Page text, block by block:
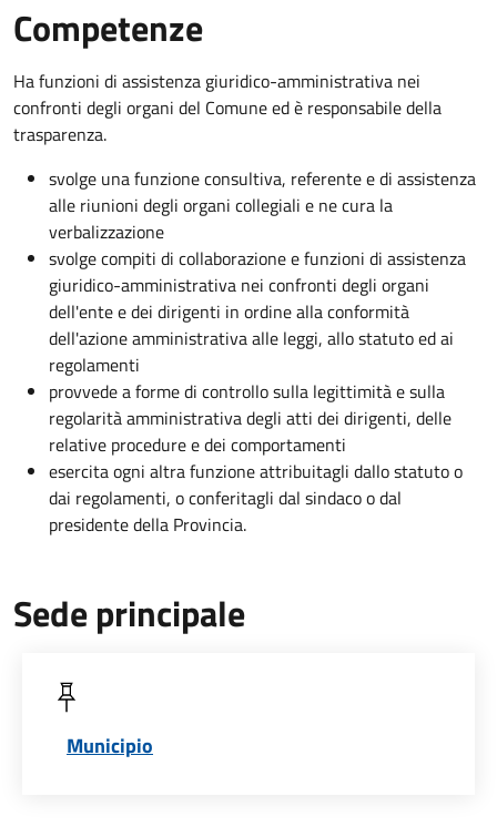
Competenze
Ha funzioni di assistenza giuridico-amministrativa nei
confronti degli organi del Comune ed è responsabile della
trasparenza.
svolge una funzione consultiva, referente e di assistenza
alle riunioni degli organi collegiali e ne cura la
verbalizzazione
svolge compiti di collaborazione e funzioni di assistenza
giuridico-amministrativa nei confronti degli organi
dell'ente e dei dirigenti in ordine alla conformità
dell'azione amministrativa alle leggi, allo statuto ed ai
regolamenti
provvede a forme di controllo sulla legittimità e sulla
regolarità amministrativa degli atti dei dirigenti, delle
relative procedure e dei comportamenti
esercita ogni altra funzione attribuitagli dallo statuto o
dai regolamenti, o conferitagli dal sindaco o dal
presidente della Provincia.
Sede principale
Municipio